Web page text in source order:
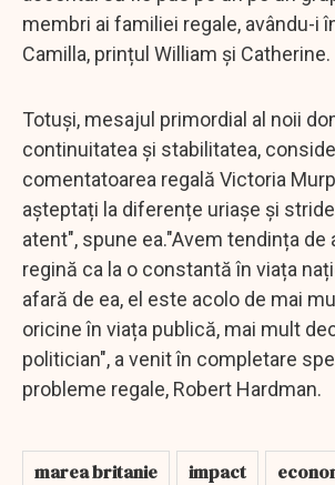
membri ai familiei regale, avându-i
Camilla, prințul William și Catherine.
Totuși, mesajul primordial al noii
continuitatea și stabilitatea,
comentatoarea regală Victoria
așteptați la diferențe uriașe și
atent", spune ea."Avem tendința de
regină ca la o constantă în viața
afară de ea, el este acolo de mai
oricine în viața publică, mai mult
politician", a venit în completare
probleme regale, Robert Hardman.
marea britanie impact